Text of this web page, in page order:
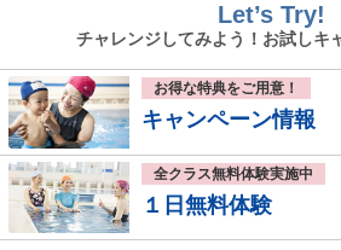
大阪ジュニア春季水泳競技大会結
第４４回全国ＪＯＣジュニアオリ
技大会出場者
浜名湾長水路選手権水泳競技大会
大阪府ジュニア水泳競技大会
大阪府室内選手権水泳競技大会結
Let’s Try!
チャレンジしてみよう！お試しキ
お得な特典をご用意！
キャンペーン情報
全クラス無料体験実施中
１日無料体験